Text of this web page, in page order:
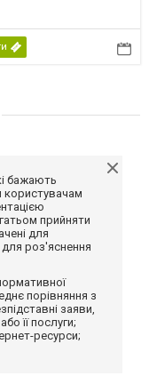
бажають
користувачам
прийняти
для
роз'яснення
порівняння з
заяви,
її послуги;
ресурси;